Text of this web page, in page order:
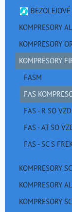
KOMPRESORY
KOMPRESORY
KOMPRESORY
FASM
FAS
FAS - R SO
FAS - AT SO
FAS - SC S
KOMPRESORY
KOMPRESORY
KOMPRESORY